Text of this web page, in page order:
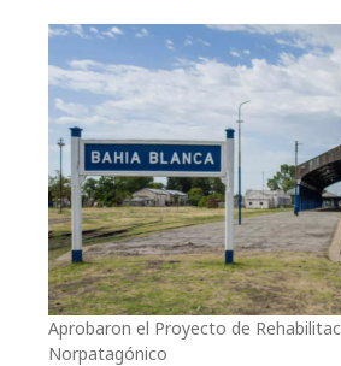
Aprobaron el Proyecto de
Norpatagónico